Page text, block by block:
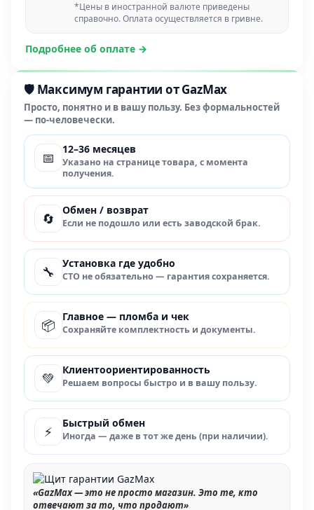
*Цены в иностранной валюте приведены
справочно. Оплата осуществляется в гривне.
Подробнее об оплате →
🛡️ Максимум гарантии от GazMax
Просто, понятно и в вашу пользу. Без формальностей
— по-человечески.
📅 12–36 месяцев
Указано на странице товара, с момента
получения.
🔄 Обмен / возврат
Если не подошло или есть заводской брак.
🔧 Установка где удобно
СТО не обязательно — гарантия сохраняется.
📦 Главное — пломба и чек
Сохраняйте комплектность и документы.
💚 Клиентоориентированность
Решаем вопросы быстро и в вашу пользу.
⚡ Быстрый обмен
Иногда — даже в тот же день (при наличии).
«GazMax — это не просто магазин. Это те, кто
отвечают за то, что продают»